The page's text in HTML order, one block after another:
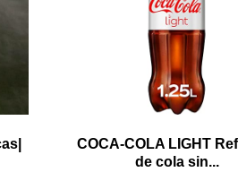
COCA-COLA LIGHT
de cola sin...